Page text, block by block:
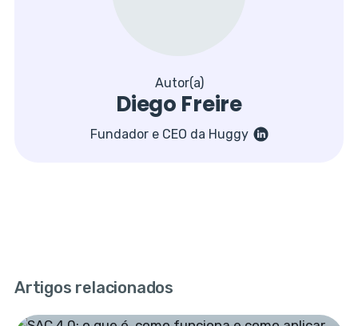
Autor(a)
Diego Freire
Fundador e CEO da Huggy
Artigos relacionados